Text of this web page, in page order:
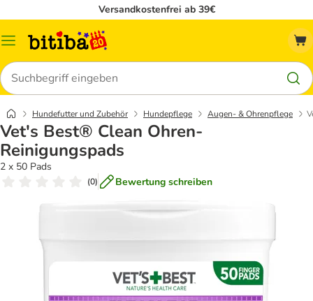
Versandkostenfrei ab 39€
Menü
Suchen
Hundefutter und Zubehör Hundepflege Augen- & Ohrenpflege
Vet's Best® Clean Ohren-
Reinigungspads
2 x 50 Pads
(0) Bewertung schreiben